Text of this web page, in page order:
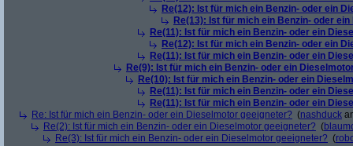
Re(12): Ist für mich ein Benzin- oder ein
Re(13): Ist für mich ein Benzin- oder
Re(11): Ist für mich ein Benzin- oder ein
Re(12): Ist für mich ein Benzin- oder ein
Re(11): Ist für mich ein Benzin- oder ein
Re(9): Ist für mich ein Benzin- oder ein
Re(10): Ist für mich ein Benzin- oder ein
Re(11): Ist für mich ein Benzin- oder ein
Re(11): Ist für mich ein Benzin- oder ein
Re: Ist für mich ein Benzin- oder ein Dieselmotor geeigneter? (nashduck
Re(2): Ist für mich ein Benzin- oder ein Dieselmotor geeigneter? (
Re(3): Ist für mich ein Benzin- oder ein Dieselmotor geeigneter? (